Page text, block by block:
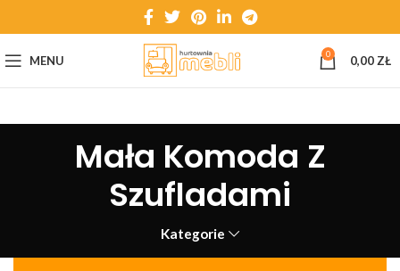
MENU 0 0,00 ZŁ
Mała Komoda Z
Szufladami
Kategorie